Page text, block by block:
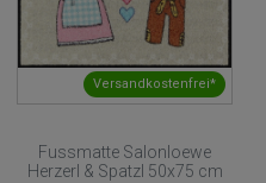
Versandkostenfrei*
Fussmatte Salonloewe
Herzerl & Spatzl 50x75 cm